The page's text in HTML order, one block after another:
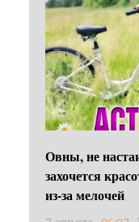
Овны, не
захочется
из-за мелочей